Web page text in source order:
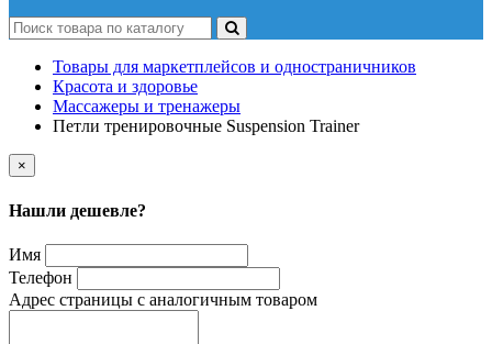
Товары для маркетплейсов и одностраничников
Красота и здоровье
Массажеры и тренажеры
Петли тренировочные Suspension Trainer
×
Нашли дешевле?
Имя
Телефон
Адрес страницы с аналогичным товаром